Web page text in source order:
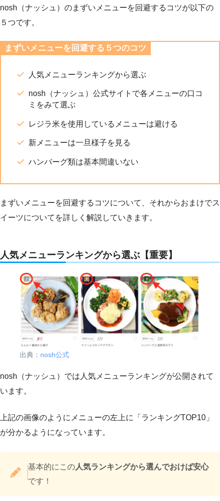
nosh（ナッシュ）のまずいメニューを回避するコツが以下の
５つです。
まずいメニューを回避する５つのコツ
人気メニューランキングから選ぶ
nosh（ナッシュ）公式サイトで各メニューの口コ
ミをみて選ぶ
レジラ米を使用しているメニューは避ける
新メニューは一旦様子を見る
ハンバーグ類は基本間違いない
まずいメニューを回避するコツについて、それからおまけでス
イーツについてを詳しく解説していきます。
人気メニューランキングから選ぶ【重要】
出典： nosh公式
nosh（ナッシュ）では人気メニューランキングが公開されて
います。
上記の画像のようにメニューの左上に「ランキングTOP10」
が分かるようになっています。
基本的にこの人気ランキングから選んでおけば安心
です！